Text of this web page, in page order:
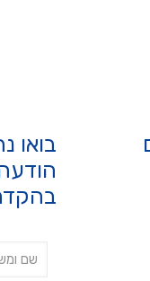
בואו